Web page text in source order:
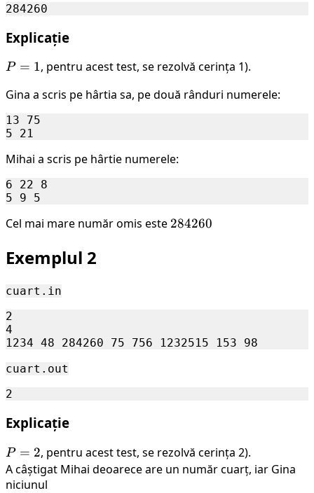
Explicație
P
1
P = 1, pentru acest test, se rezolvă cerința 1).
Gina a scris pe hârtia sa, pe două rânduri numerele:
13 75
Mihai a scris pe hârtie numerele:
6 22 8
Cel mai mare număr omis este 284260
284260
Exemplul 2
cuart.in
2
4
cuart.out
Explicație
P
=
2
P = 2, pentru acest test, se rezolvă cerința 2).
A câștigat Mihai deoarece are un număr cuarț, iar Gina
niciunul